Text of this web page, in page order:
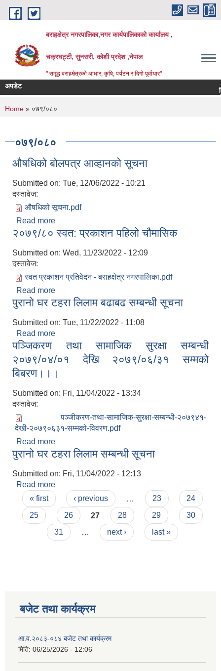
Skip to main content
बराहक्षेत्र नगरपालिका,नगर कार्यपालिकाको कार्यालय ,
चक्रघट्टी, सुनसरी, कोशी प्रदेश ,नेपाल
" समृद्ध वराहक्षेत्रकाे आधार, कृषि, पर्यटन र दिगो पूर्वाधार"
अपडेट
You are here
Home » ०७९/०८०
०७९/०८०
औषधिको बोलपत्र आव्हानको सूचना
Submitted on: Tue, 12/06/2022 - 10:21
दस्तावेज:
औषधिको सूचना.pdf
Read more
२०७९/८० स्वत: प्रकाशन पहिलो चौमासिक
Submitted on: Wed, 11/23/2022 - 12:09
दस्तावेज:
स्वत प्रकाशन प्रतिवेदन - बराहक्षेत्र नगरपालिका.pdf
Read more
पुरानो घर टहरा लिलाम बढाबढ सम्बन्धी सूचना
Submitted on: Tue, 11/22/2022 - 11:08
Read more
पञ्जिकरण तथा सामाजिक सुरक्षा सम्बन्धी
२०७९/०४/०१ देखि २०७९/०६/३१ सम्मको
बिबरण।।।
Submitted on: Fri, 11/04/2022 - 13:34
दस्तावेज:
पञ्जीकरण-तथा-सामाजिक-सुरक्षा-सम्बन्धी-२०७९४१-
देखी-२०७९०६३१-सम्मको-विवरण.pdf
Read more
२०७९/०४/०१ देखि २०७९/०६/३१ सम्मको बिबरण।।।
पुरानो घर टहरा लिलाम सम्बन्धी सूचना
Submitted on: Fri, 11/04/2022 - 12:13
Read more
Pages
« first ‹ previous 23
24
25
26 27 28 29
30
31
next › last »
बजेट तथा कार्यक्रम
आ.व.२०८३-०८४ बजेट तथा कार्यक्रम
मिति: 06/25/2026 - 12:06